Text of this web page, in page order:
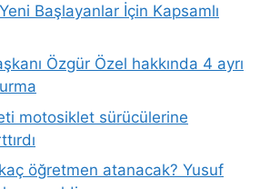
Başlayanlar İçin Kapsamlı
Özgür Özel hakkında 4 ayrı
motosiklet sürücülerine
öğretmen atanacak? Yusuf